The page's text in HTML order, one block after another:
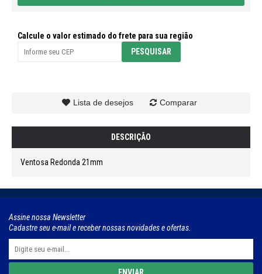
Calcule o valor estimado do frete para sua região
Lista de desejos Comparar
DESCRIÇÃO
Ventosa Redonda 21mm
Assine nossa Newsletter
Cadastre seu e-mail e receber nossas novidades e ofertas.